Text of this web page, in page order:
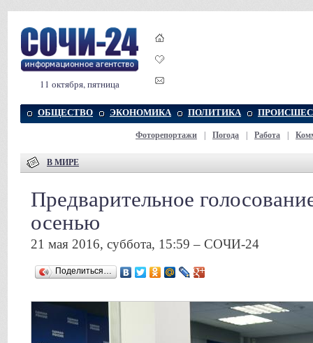
11 октября, пятница
ОБЩЕСТВО ЭКОНОМИКА ПОЛИТИКА
Фоторепортажи Погода Работа
В МИРЕ
Предварительное
осенью
21 мая 2016, суббота, 15:59 – СОЧИ-24
Поделиться…